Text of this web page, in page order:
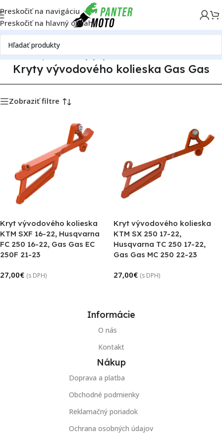
Preskočiť na navigáciu
Preskočiť na hlavný obsah
DomovPlasty Gas GasKryty vývodového kolieska Gas Gas
Kryty vývodového kolieska Gas Gas
Zobraziť filtre
Kryt vývodového kolieska
KTM SXF 16-22, Husqvarna
FC 250 16-22, Gas Gas EC
250F 21-23
27,00€ (s DPH)
Kryt vývodového kolieska
KTM SX 250 17-22,
Husqvarna TC 250 17-22,
Gas Gas MC 250 22-23
27,00€ (s DPH)
Informácie
O nás
Kontakt
Nákup
Doprava a platba
Obchodné podmienky
Reklamačný poriadok
Ochrana osobných údajov